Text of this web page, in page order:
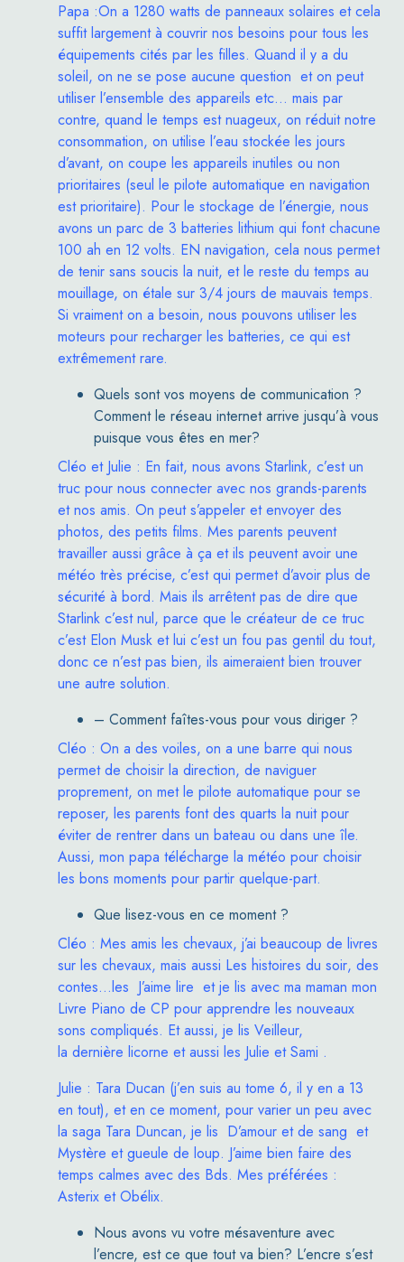
Papa :On a 1280 watts de panneaux solaires et cela
suffit largement à couvrir nos besoins pour tous les
équipements cités par les filles. Quand il y a du
soleil, on ne se pose aucune question et on peut
utiliser l’ensemble des appareils etc… mais par
contre, quand le temps est nuageux, on réduit notre
consommation, on utilise l’eau stockée les jours
d’avant, on coupe les appareils inutiles ou non
prioritaires (seul le pilote automatique en navigation
est prioritaire). Pour le stockage de l’énergie, nous
avons un parc de 3 batteries lithium qui font chacune
100 ah en 12 volts. EN navigation, cela nous permet
de tenir sans soucis la nuit, et le reste du temps au
mouillage, on étale sur 3/4 jours de mauvais temps.
Si vraiment on a besoin, nous pouvons utiliser les
moteurs pour recharger les batteries, ce qui est
extrêmement rare.
Quels sont vos moyens de communication ?
Comment le réseau internet arrive jusqu’à vous
puisque vous êtes en mer?
Cléo et Julie : En fait, nous avons Starlink, c’est un
truc pour nous connecter avec nos grands-parents
et nos amis. On peut s’appeler et envoyer des
photos, des petits films. Mes parents peuvent
travailler aussi grâce à ça et ils peuvent avoir une
météo très précise, c’est qui permet d’avoir plus de
sécurité à bord. Mais ils arrêtent pas de dire que
Starlink c’est nul, parce que le créateur de ce truc
c’est Elon Musk et lui c’est un fou pas gentil du tout,
donc ce n’est pas bien, ils aimeraient bien trouver
une autre solution.
– Comment faîtes-vous pour vous diriger ?
Cléo : On a des voiles, on a une barre qui nous
permet de choisir la direction, de naviguer
proprement, on met le pilote automatique pour se
reposer, les parents font des quarts la nuit pour
éviter de rentrer dans un bateau ou dans une île.
Aussi, mon papa télécharge la météo pour choisir
les bons moments pour partir quelque-part.
Que lisez-vous en ce moment ?
Cléo : Mes amis les chevaux, j’ai beaucoup de livres
sur les chevaux, mais aussi Les histoires du soir, des
contes…les J’aime lire et je lis avec ma maman mon
Livre Piano de CP pour apprendre les nouveaux
sons compliqués. Et aussi, je lis Veilleur,
la dernière licorne et aussi les Julie et Sami .
Julie : Tara Ducan (j’en suis au tome 6, il y en a 13
en tout), et en ce moment, pour varier un peu avec
la saga Tara Duncan, je lis D’amour et de sang et
Mystère et gueule de loup. J’aime bien faire des
temps calmes avec des Bds. Mes préférées :
Asterix et Obélix.
Nous avons vu votre mésaventure avec
l’encre, est ce que tout va bien? L’encre s’est